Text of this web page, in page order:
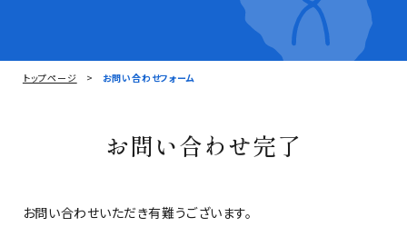
トップページ お問い合わせフォーム
お問い合わせ完了
お問い合わせいただき有難うございます。